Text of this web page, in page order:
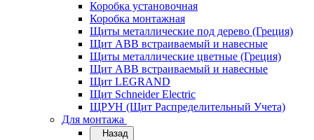
Коробка установочная
Коробка монтажная
Щиты металлические под дерево (Греция)
Щит ABB встраиваемый и навесные
Щиты металлические цветные (Греция)
Щит ABB встраиваемый и навесные
Щит LEGRAND
Щит Schneider Electric
ЩРУН (Щит Распределительный Учета)
Для монтажа
Назад